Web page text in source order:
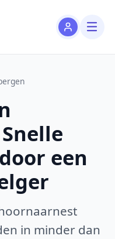
een
in minder dan